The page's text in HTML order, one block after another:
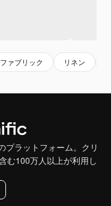
ファブリック リネン
プラットフォーム。クリ
む100万人以上が利用し